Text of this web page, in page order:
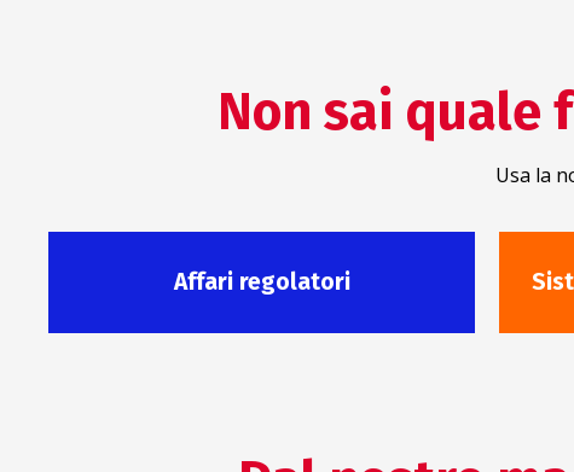
Non sai quale
Usa la
Affari regolatori